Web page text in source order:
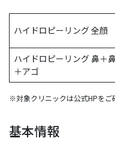
ハイドロピーリング 全顔
ハイドロピーリング 鼻＋
＋アゴ
※対象クリニックは公式HPをご
基本情報